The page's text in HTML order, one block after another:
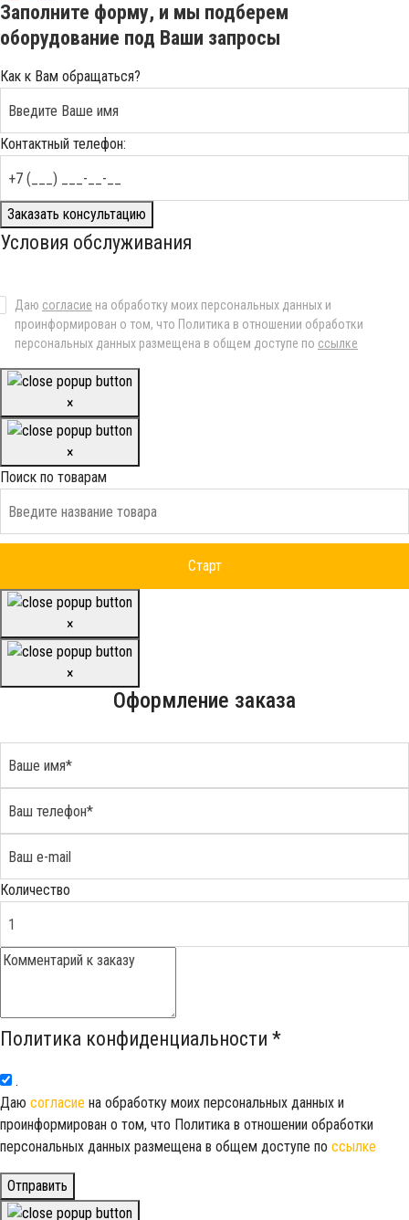
Заполните форму, и мы подберем
оборудование под Ваши запросы
Как к Вам обращаться?
Контактный телефон:
Заказать консультацию
Условия обслуживания
Даю согласие на обработку моих персональных данных и
проинформирован о том, что Политика в отношении обработки
персональных данных размещена в общем доступе по ссылке
×
×
Поиск по товарам
×
×
Оформление заказа
Количество
Политика конфиденциальности *
.
Даю согласие на обработку моих персональных данных и
проинформирован о том, что Политика в отношении обработки
персональных данных размещена в общем доступе по ссылке
Отправить